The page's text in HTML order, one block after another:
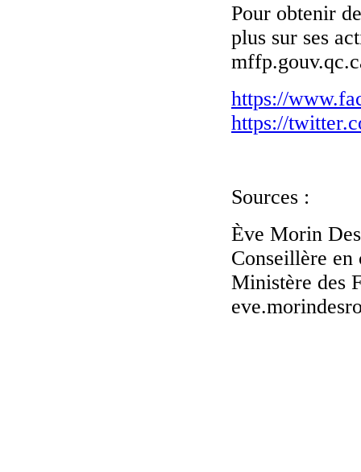
Pour obtenir
plus sur ses
https://
https://
Sources :
Ève Morin
Conseillère
Ministère des